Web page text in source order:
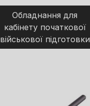
Обладнання для
кабінету початкової
військової підготовки